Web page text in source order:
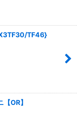
TF46}
OR】